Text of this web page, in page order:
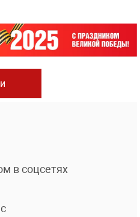
в соцсетях